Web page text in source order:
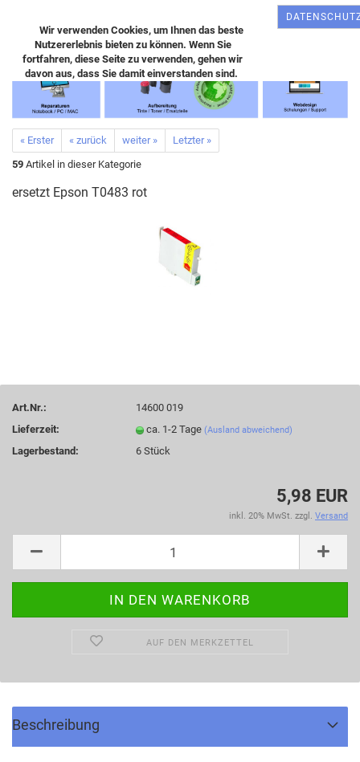
Wir verwenden Cookies, um Ihnen das beste
Nutzererlebnis bieten zu können. Wenn Sie
fortfahren, diese Seite zu verwenden, gehen wir
davon aus, dass Sie damit einverstanden sind.
« Erster « zurück weiter »
Letzter »
59 Artikel in dieser Kategorie
ersetzt Epson T0483 rot
Art.Nr.:
14600 019
Lieferzeit:
ca. 1-2 Tage(Ausland abweichend)
Lagerbestand: 6Stück
5,98 EUR
inkl. 20% MwSt. zzgl. Versand
AUF DEN MERKZETTEL
Beschreibung